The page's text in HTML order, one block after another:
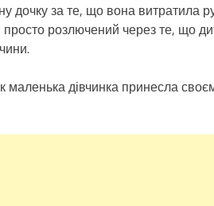
дочку за те, що вона витратила
розлючений через те, що
дівчинка принесла